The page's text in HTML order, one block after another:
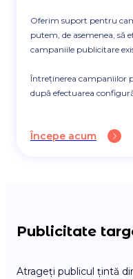
Oferim suport pentru
putem, de asemenea, să
campaniile publicitare
Întreținerea campaniilor
după efectuarea
Începe acum
Publicitate
Atrageți publicul țintă